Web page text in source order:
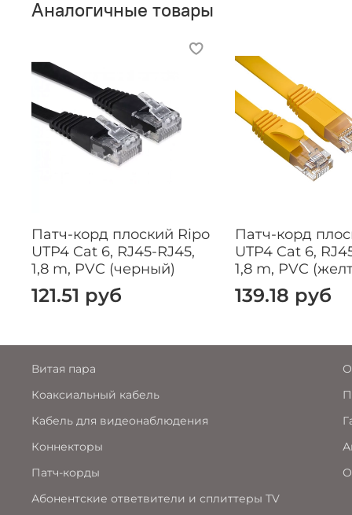
Аналогичные товары
Патч-корд плоский Ripo
UTP4 Cat 6, RJ45-RJ45,
1,8 m, PVC (черный)
121.51 руб
Патч-корд
UTP4 Cat 6,
1,8 m, PVC
139.18 руб
Витая пара
Коаксиальный кабель
Кабель для видеонаблюдения
Коннекторы
Патч-корды
Абонентские ответвители и сплиттеры TV